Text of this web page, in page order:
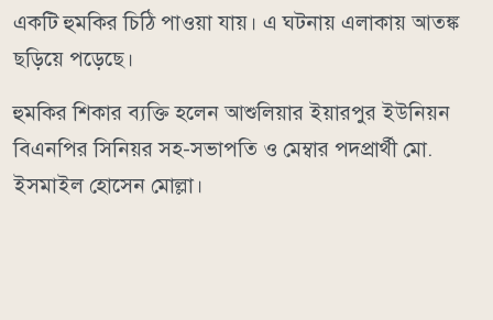
একটি হুমকির চিঠি পাওয়া যায়। এ ঘটনায় এলাকায় আতঙ্ক
ছড়িয়ে পড়েছে।
হুমকির শিকার ব্যক্তি হলেন আশুলিয়ার ইয়ারপুর ইউনিয়ন
বিএনপির সিনিয়র সহ-সভাপতি ও মেম্বার পদপ্রার্থী মো.
ইসমাইল হোসেন মোল্লা।